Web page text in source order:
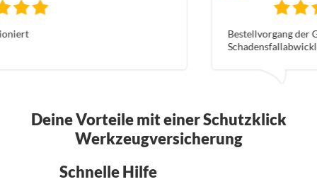
Bestellvorgang der Geräteversicherung sehr einfach.
Schadensfallabwicklung kann ich nicht beurteilen
Deine Vorteile mit einer Schutzklick
Werkzeugversicherung
Schnelle Hilfe